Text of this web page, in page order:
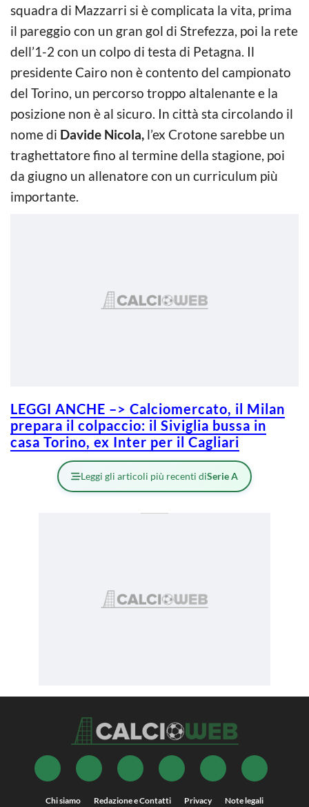
squadra di Mazzarri si è complicata la vita, prima
il pareggio con un gran gol di Strefezza, poi la rete
dell’1-2 con un colpo di testa di Petagna. Il
presidente Cairo non è contento del campionato
del Torino, un percorso troppo altalenante e la
posizione non è al sicuro. In città sta circolando il
nome di Davide Nicola, l’ex Crotone sarebbe un
traghettatore fino al termine della stagione, poi
da giugno un allenatore con un curriculum più
importante.
LEGGI ANCHE –> Calciomercato, il Milan
prepara il colpaccio: il Siviglia bussa in
casa Torino, ex Inter per il Cagliari
Leggi gli articoli più recenti diSerie A
Chi siamo Redazione e Contatti Privacy Note legali